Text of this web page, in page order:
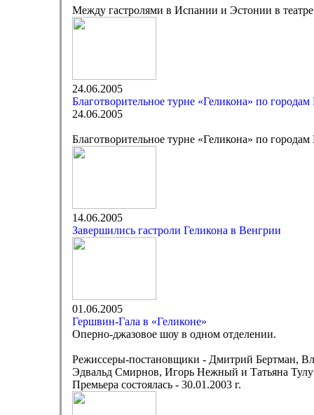
Между гастролями в Испании и Эстонии в
24.06.2005
Благотворительное турне «Геликона» по
24.06.2005
Благотворительное турне «Геликона» по
14.06.2005
Завершились гастроли Геликона в Венгрии
01.06.2005
Гершвин-Гала в «Геликоне»
Оперно-джазовое шоу в одном отделении.
Режиссеры-постановщики - Дмитрий Бертман,
Эдвальд Смирнов, Игорь Нежный и Татьяна
Премьера состоялась - 30.01.2003 г.